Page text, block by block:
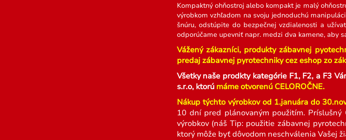
Kompaktný ohňostroj alebo kompakt je malý
výrobkom vzhľadom na svoju jednoduchú
šnúru, odstúpite do bezpečnej vzdialenosti a
odporúčame upevniť napr. medzi dva kamene, aby
Vážený zákazníci, produkty zábavnej
predaj zábavnej pyrotechniky cez eshop zo
Všetky naše prodkty kategórie F1, F2, a F3
s.r.o, ktorú máme otvorenú CELOROČNE.
Nákup týchto výrobkov od 1.januára do
10 dní pred plánovaným použitím.
výrobkov (náš Tip: použitie zábavnej
ktorý môže byť dôvodom neschválenia Vašej